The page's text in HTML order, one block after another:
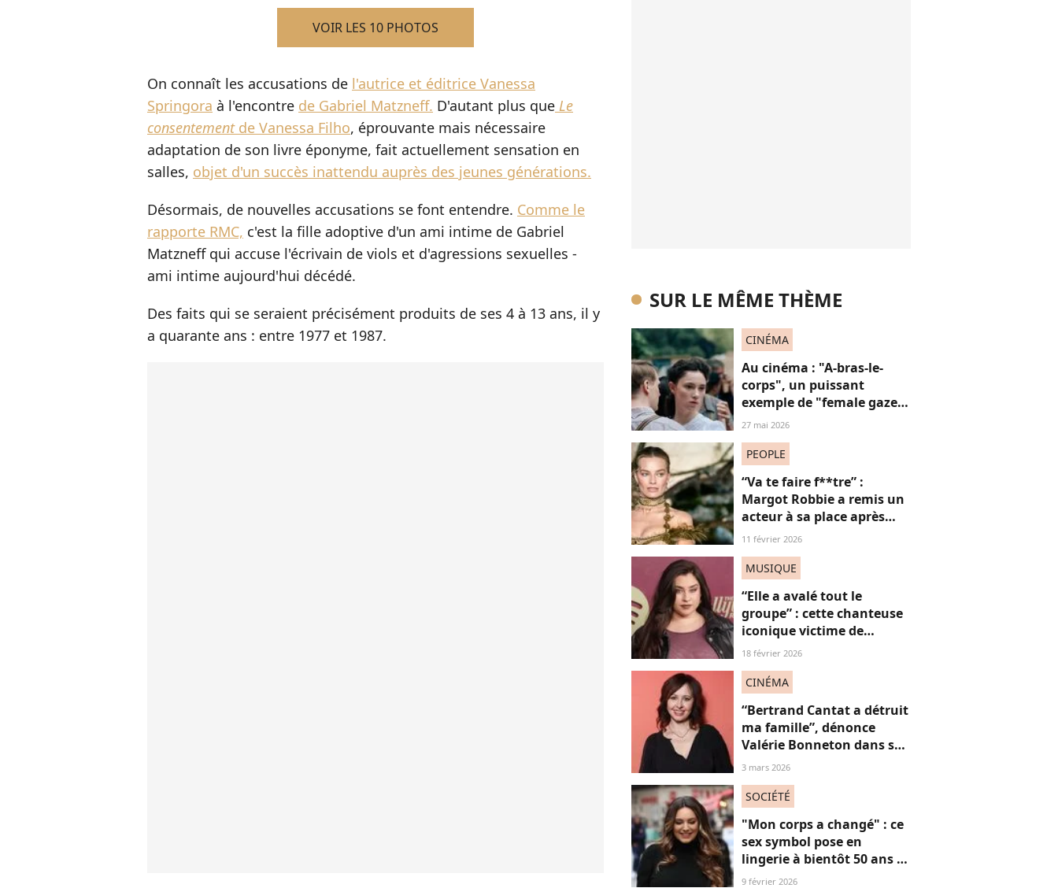
VOIR LES 10 PHOTOS
On connaît les accusations de l'autrice et éditrice Vanessa
Springora à l'encontre de Gabriel Matzneff. D'autant plus que Le
consentementde Vanessa Filho, éprouvante mais nécessaire
adaptation de son livre éponyme, fait actuellement sensation en
salles, objet d'un succès inattendu auprès des jeunes générations.
Désormais, de nouvelles accusations se font entendre. Comme le
rapporte RMC, c'est la fille adoptive d'un ami intime de Gabriel
Matzneff qui accuse l'écrivain de viols et d'agressions sexuelles -
ami intime aujourd'hui décédé.
Des faits qui se seraient précisément produits de ses 4 à 13 ans, il y
a quarante ans : entre 1977 et 1987.
SUR LE MÊME THÈME
CINÉMA
Au cinéma : "A-bras-le-
corps", un puissant
exemple de "female gaze"
à voir à tout prix
27 mai 2026
PEOPLE
“Va te faire f**tre” :
Margot Robbie a remis un
acteur à sa place après
qu’il lui a conseillé de
11 février 2026
MUSIQUE
“Elle a avalé tout le
groupe” : cette chanteuse
iconique victime de
grossophobie suite à ces
18 février 2026
CINÉMA
“Bertrand Cantat a détruit
ma famille”, dénonce
Valérie Bonneton dans son
hommage à Marie
féminicide
3 mars 2026
SOCIÉTÉ
"Mon corps a changé" : ce
sex symbol pose en
lingerie à bientôt 50 ans et
défend ses courbes "body
9 février 2026